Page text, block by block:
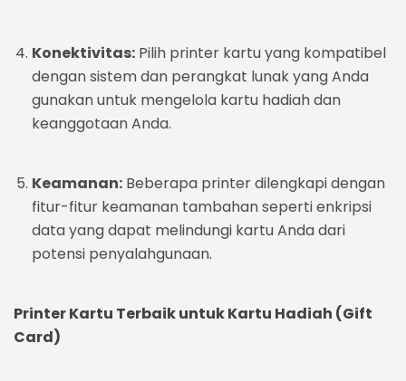
Konektivitas: Pilih printer kartu yang kompatibel
dengan sistem dan perangkat lunak yang Anda
gunakan untuk mengelola kartu hadiah dan
keanggotaan Anda.
Keamanan: Beberapa printer dilengkapi dengan
fitur-fitur keamanan tambahan seperti enkripsi
data yang dapat melindungi kartu Anda dari
potensi penyalahgunaan.
Printer Kartu Terbaik untuk Kartu Hadiah (Gift
Card)